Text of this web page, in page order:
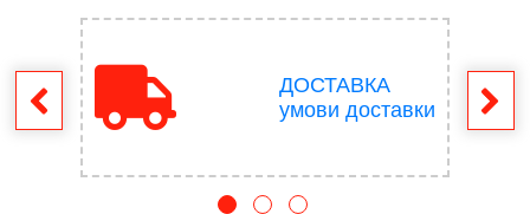
ДОСТАВКА
умови доставки